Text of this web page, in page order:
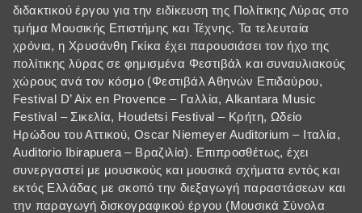
διδακτικού έργου για την ειδίκευση της Πολίτικης Λύρας στο
τμήμα Μουσικής Επιστήμης και Τέχνης. Τα τελευταία
χρόνια, η Χρυσάνθη Γκίκα έχει παρουσιάσει τον ήχο της
πολίτικης λύρας σε φημισμένα Φεστιβάλ και συναυλιακούς
χώρους ανά τον κόσμο (Φεστιβάλ Αθηνών Επιδαύρου,
Festival D’ Aix en Provence – Γαλλία, Alkantara Music
Festival – Σικελία, Houdetsi Festival – Κρήτη, Ωδείο
Ηρώδου του Αττικού, Oscar Niemeyer Auditorium – Ιταλία,
Auditorio Ibirapuera – Βραζιλία). Επιπροσθέτως, έχει
συνεργαστεί με μουσικούς και μουσικά σχήματα εντός και
εκτός Ελλάδας με σκοπό την διεξαγωγή παραστάσεων και
την παραγωγή δισκογραφικού έργου (Μουσικά Σύνολα